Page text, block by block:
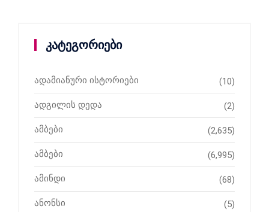
კატეგორიები
ადამიანური ისტორიები (10)
ადგილის დედა (2)
ამბები (2,635)
ამბები (6,995)
ამინდი (68)
ანონსი (5)